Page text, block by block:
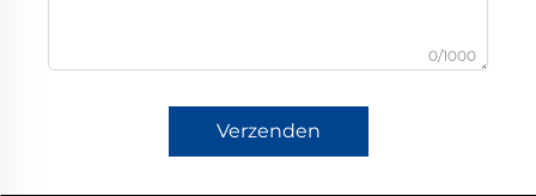
0/1000
Verzenden